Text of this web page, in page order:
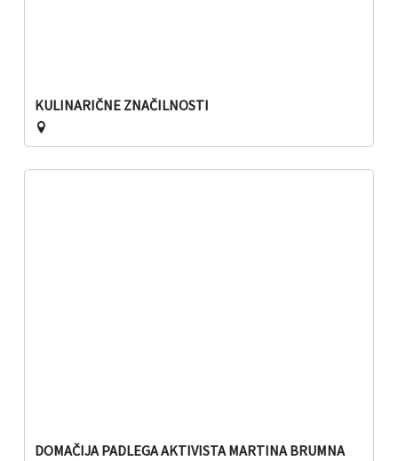
KULINARIČNE ZNAČILNOSTI
DOMAČIJA PADLEGA AKTIVISTA MARTINA BRUMNA